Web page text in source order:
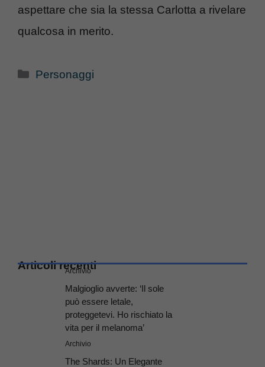
aspettare che sia la stessa Carlotta a rivelare
qualcosa in merito.
Categorie
Personaggi
Articoli recenti
Archivio
Malgioglio avverte: ‘Il sole
può essere letale,
proteggetevi. Ho rischiato la
vita per il melanoma’
Archivio
The Shards: Un Elegante